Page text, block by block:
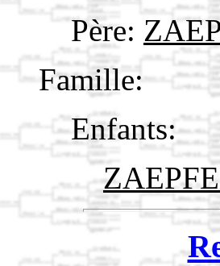
Père:
Famille:
Enfants: